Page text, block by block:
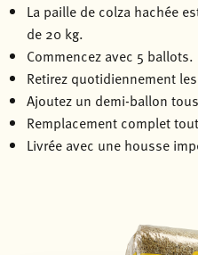
La paille de colza hachée
de 20 kg.
Commencez avec 5 ballots.
Retirez quotidiennement
Ajoutez un demi-ballon
Remplacement complet
Livrée avec une housse